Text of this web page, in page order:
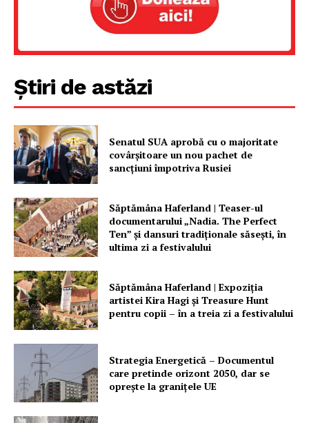
Știri de astăzi
Senatul SUA aprobă cu o majoritate
covârșitoare un nou pachet de
sancțiuni împotriva Rusiei
Săptămâna Haferland | Teaser-ul
documentarului „Nadia. The Perfect
Ten” şi dansuri tradiţionale săseşti, în
ultima zi a festivalului
Săptămâna Haferland | Expoziţia
artistei Kira Hagi şi Treasure Hunt
pentru copii – în a treia zi a festivalului
Strategia Energetică – Documentul
care pretinde orizont 2050, dar se
oprește la granițele UE